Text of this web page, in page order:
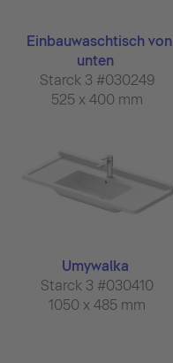
Einbauwaschtisch von
unten
Starck 3 #030249
525 x 400 mm
Umywalka
Starck 3 #030410
1050 x 485 mm